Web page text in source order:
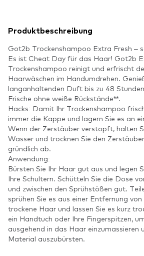
Produktbeschreibung
Got2b Trockenshampoo Extra Fresh –
Es ist Cheat Day für das Haar! Got2b
Trockenshampoo reinigt und erfrischt
Haarwäschen im Handumdrehen.
langanhaltenden Duft bis zu 48
Frische ohne weiße Rückstände**.
Hacks: Damit Ihr Trockenshampoo
immer die Kappe und lagern Sie es an
Wenn der Zerstäuber verstopft, halten
Wasser und trocknen Sie den
gründlich ab.
Anwendung:
Bürsten Sie Ihr Haar gut aus und legen
Ihre Schultern. Schütteln Sie die Dose
und zwischen den Sprühstößen gut.
sprühen Sie es aus einer Entfernung
trockene Haar und lassen Sie es kurz
ein Handtuch oder Ihre Fingerspitzen,
ausgehend in das Haar einzumassieren
Material auszubürsten.